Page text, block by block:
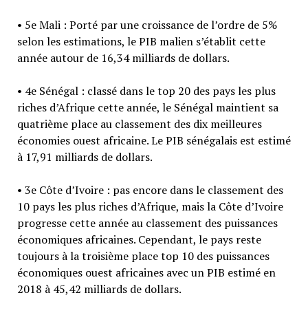
• 5e Mali : Porté par une croissance de l’ordre de 5%
selon les estimations, le PIB malien s’établit cette
année autour de 16,34 milliards de dollars.
• 4e Sénégal : classé dans le top 20 des pays les plus
riches d’Afrique cette année, le Sénégal maintient sa
quatrième place au classement des dix meilleures
économies ouest africaine. Le PIB sénégalais est estimé
à 17,91 milliards de dollars.
• 3e Côte d’Ivoire : pas encore dans le classement des
10 pays les plus riches d’Afrique, mais la Côte d’Ivoire
progresse cette année au classement des puissances
économiques africaines. Cependant, le pays reste
toujours à la troisième place top 10 des puissances
économiques ouest africaines avec un PIB estimé en
2018 à 45,42 milliards de dollars.